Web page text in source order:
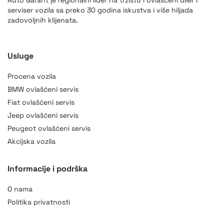
serviser vozila sa preko 30 godina iskustva i više hiljada
zadovoljnih klijenata.
Usluge
Procena vozila
BMW ovlašćeni servis
Fiat ovlašćeni servis
Jeep ovlašćeni servis
Peugeot ovlašćeni servis
Akcijska vozila
Informacije i podrška
O nama
Politika privatnosti